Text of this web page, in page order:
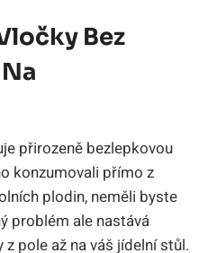
Bez
přirozeně bezlepkovou
konzumovali přímo z
plodin, neměli byste
problém ale nastává
pole až na váš jídelní stůl.